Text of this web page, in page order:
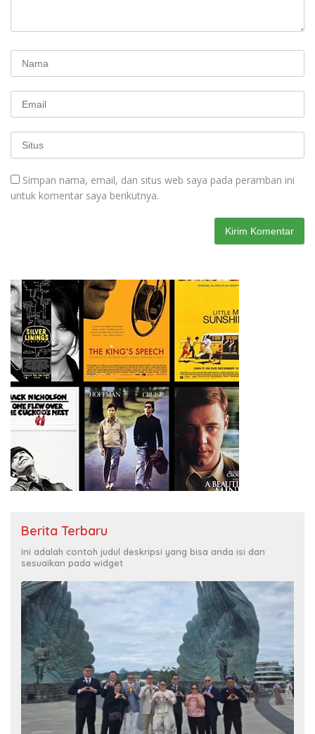
Simpan nama, email, dan situs web saya pada peramban ini
untuk komentar saya berikutnya.
Berita Terbaru
Ini adalah contoh judul deskripsi yang bisa anda isi dan
sesuaikan pada widget